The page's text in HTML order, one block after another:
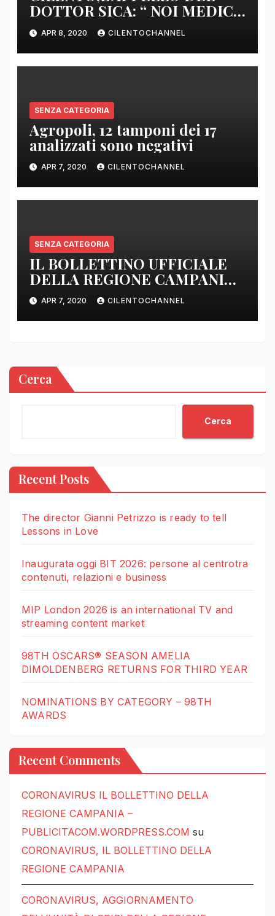
DOTTOR SICA: “ NOI MEDICI
DI BASE SIAMO SENZA ARMI
E SENZA PRESIDI”
APR 8, 2020 CILENTOCHANNEL
SENZA CATEGORIA
Agropoli, 12 tamponi dei 17
analizzati sono negativi
APR 7, 2020 CILENTOCHANNEL
SENZA CATEGORIA
IL BOLLETTINO UFFICIALE
DELLA REGIONE CAMPANIA
DELLE ORE 22.00
APR 7, 2020 CILENTOCHANNEL
Cerca
Cerca
Recent Posts
The director Gianni Petrizzo is ready to tell
Lessons in Love
Inaugurata oggi BIT 2026: persone al centrotra
contenuti, relazioni e business
MIP London 2026 is an international TV and
streaming content market
98TH OSCARS® SEASON AMELIA
DIMOLDENBERG RETURNS FOR THIRD YEAR
NOMINATIONS BY CATEGORY – 98TH
AWARDS
Recent Comments
CORONAVIRUS IL BOLLETTINO DELLA
REGIONE CAMPANIA –
PUBLICITACOM.WORDPRESS.COM su
CORONAVIRUS, IL BOLLETTINO DELLA
REGIONE CAMPANIA
CORONAVIRUS, AGGIORNAMENTO